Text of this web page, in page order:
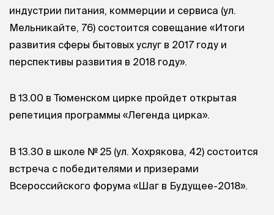
индустрии питания, коммерции и сервиса (ул.
Мельникайте, 76) состоится совещание «Итоги
развития сферы бытовых услуг в 2017 году и
перспективы развития в 2018 году».
В 13.00 в Тюменском цирке пройдет открытая
репетиция программы «Легенда цирка».
В 13.30 в школе № 25 (ул. Хохрякова, 42) состоится
встреча с победителями и призерами
Всероссийского форума «Шаг в Будущее-2018».